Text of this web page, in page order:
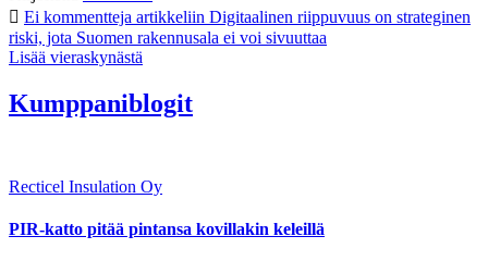
Ei kommentteja artikkeliin Digitaalinen riippuvuus on strateginen
riski, jota Suomen rakennusala ei voi sivuuttaa
Lisää vieraskynästä
Kumppaniblogit
Recticel Insulation Oy
PIR-katto pitää pintansa kovillakin keleillä